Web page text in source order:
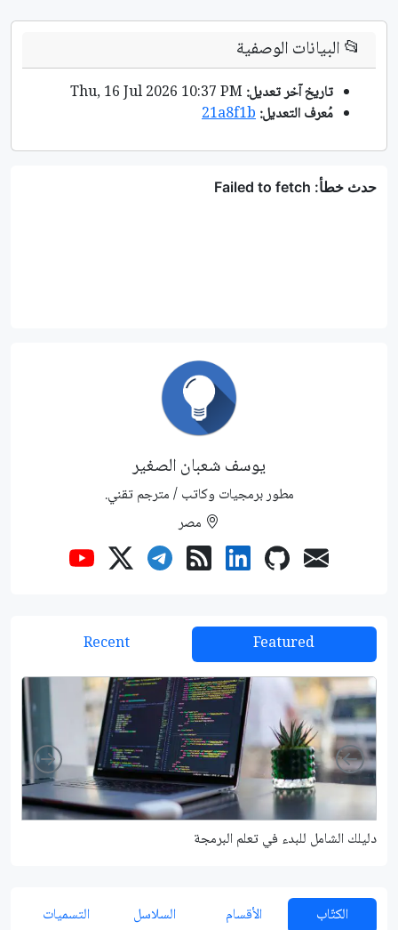
📂البيانات الوصفية
تاريخ آخر تعديل:
مُعرف التعديل:21a8f1b
يوسف شعبان الصغير
مطور برمجيات وكاتب / مترجم تقني.
مصر
Featured
Recent
دليلك الشامل للبدء في تعلم البرمجة
Left
الكتّاب الأقسام السلاسل التسميات